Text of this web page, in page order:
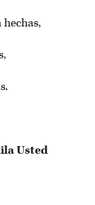
Usted